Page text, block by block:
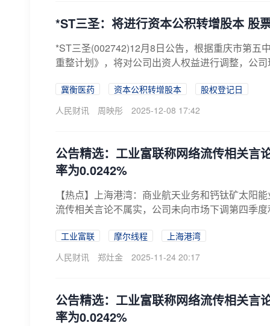
*ST三圣：将进行资本公积转增股本 股
*ST三圣(002742)12月8日公告，根据重庆市第五
重整计划》，将对公司出资人权益进行调整，公
冀衡医药 资本公积转增股本
股权登记日
人民财讯
周映彤 2025-12-08 17:42
公告精选：工业富联称网络流传相关言
率为0.0242%
【热点】上海港湾：商业航天业务和钙钛矿太阳
流传相关言论不属实，公司未向市场下调第四季
工业富联 摩尔线程
上海港湾
人民财讯
郑灶金 2025-11-24 20:17
公告精选：工业富联称网络流传相关言
率为0.0242%